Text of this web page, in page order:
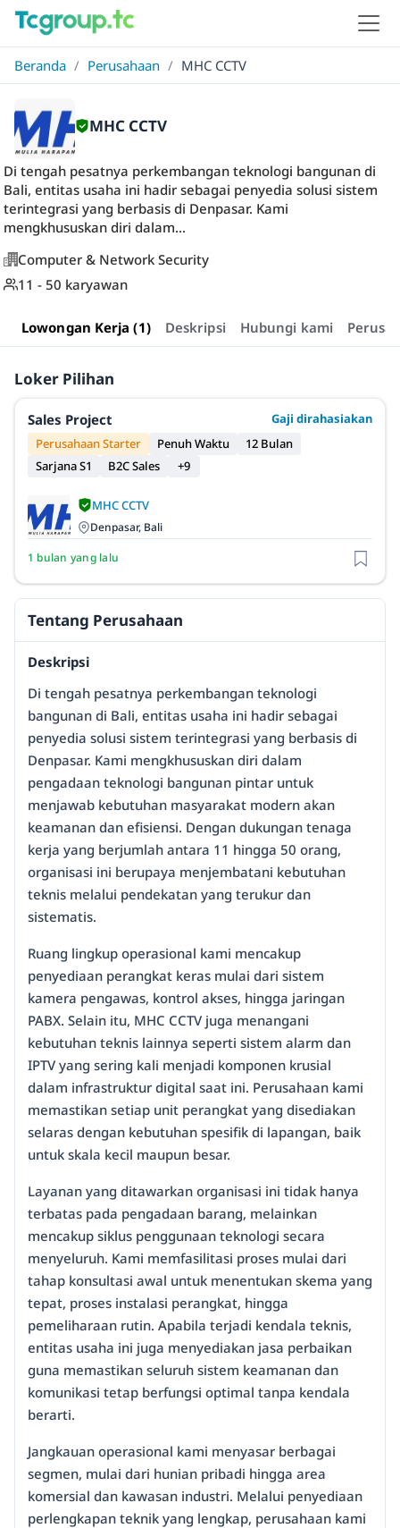
Beranda / Perusahaan / MHC CCTV
MHC CCTV
Di tengah pesatnya perkembangan teknologi bangunan di
Bali, entitas usaha ini hadir sebagai penyedia solusi sistem
terintegrasi yang berbasis di Denpasar. Kami
mengkhususkan diri dalam...
Computer & Network Security
11 - 50 karyawan
Lowongan Kerja (1) Deskripsi Hubungi kami
Loker Pilihan
Sales Project
Gaji dirahasiakan
Perusahaan Starter
Penuh Waktu
12 Bulan
Sarjana S1
B2C Sales +9
MHC CCTV
Denpasar, Bali
1 bulan yang lalu
Tentang Perusahaan
Deskripsi
Di tengah pesatnya perkembangan teknologi
bangunan di Bali, entitas usaha ini hadir sebagai
penyedia solusi sistem terintegrasi yang berbasis di
Denpasar. Kami mengkhususkan diri dalam
pengadaan teknologi bangunan pintar untuk
menjawab kebutuhan masyarakat modern akan
keamanan dan efisiensi. Dengan dukungan tenaga
kerja yang berjumlah antara 11 hingga 50 orang,
organisasi ini berupaya menjembatani kebutuhan
teknis melalui pendekatan yang terukur dan
sistematis.
Ruang lingkup operasional kami mencakup
penyediaan perangkat keras mulai dari sistem
kamera pengawas, kontrol akses, hingga jaringan
PABX. Selain itu, MHC CCTV juga menangani
kebutuhan teknis lainnya seperti sistem alarm dan
IPTV yang sering kali menjadi komponen krusial
dalam infrastruktur digital saat ini. Perusahaan kami
memastikan setiap unit perangkat yang disediakan
selaras dengan kebutuhan spesifik di lapangan, baik
untuk skala kecil maupun besar.
Layanan yang ditawarkan organisasi ini tidak hanya
terbatas pada pengadaan barang, melainkan
mencakup siklus penggunaan teknologi secara
menyeluruh. Kami memfasilitasi proses mulai dari
tahap konsultasi awal untuk menentukan skema yang
tepat, proses instalasi perangkat, hingga
pemeliharaan rutin. Apabila terjadi kendala teknis,
entitas usaha ini juga menyediakan jasa perbaikan
guna memastikan seluruh sistem keamanan dan
komunikasi tetap berfungsi optimal tanpa kendala
berarti.
Jangkauan operasional kami menyasar berbagai
segmen, mulai dari hunian pribadi hingga area
komersial dan kawasan industri. Melalui penyediaan
perlengkapan teknik yang lengkap, perusahaan kami